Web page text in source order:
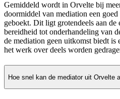
Gemiddeld wordt in Orvelte bij
doormiddel van mediation een
geboekt. Dit ligt grotendeels aan de
bereidheid tot onderhandeling van
de mediation geen uitkomst biedt is
het werk over deels worden
Hoe snel kan de mediator uit Orvelte